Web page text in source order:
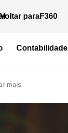
Contabilidade
Voltar paraF360
mais